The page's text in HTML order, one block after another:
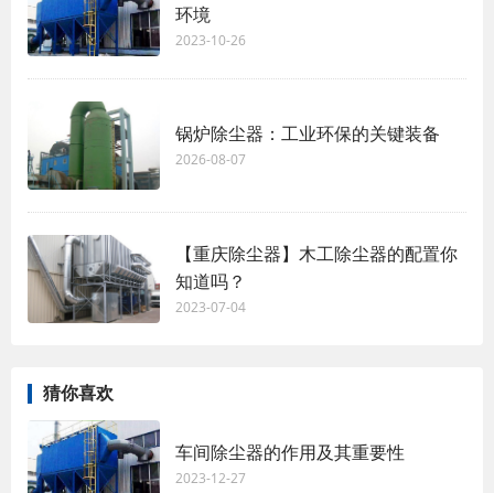
环境
2023-10-26
锅炉除尘器：工业环保的关键装备
2026-08-07
【重庆除尘器】木工除尘器的配置你
知道吗？
2023-07-04
猜你喜欢
车间除尘器的作用及其重要性
2023-12-27